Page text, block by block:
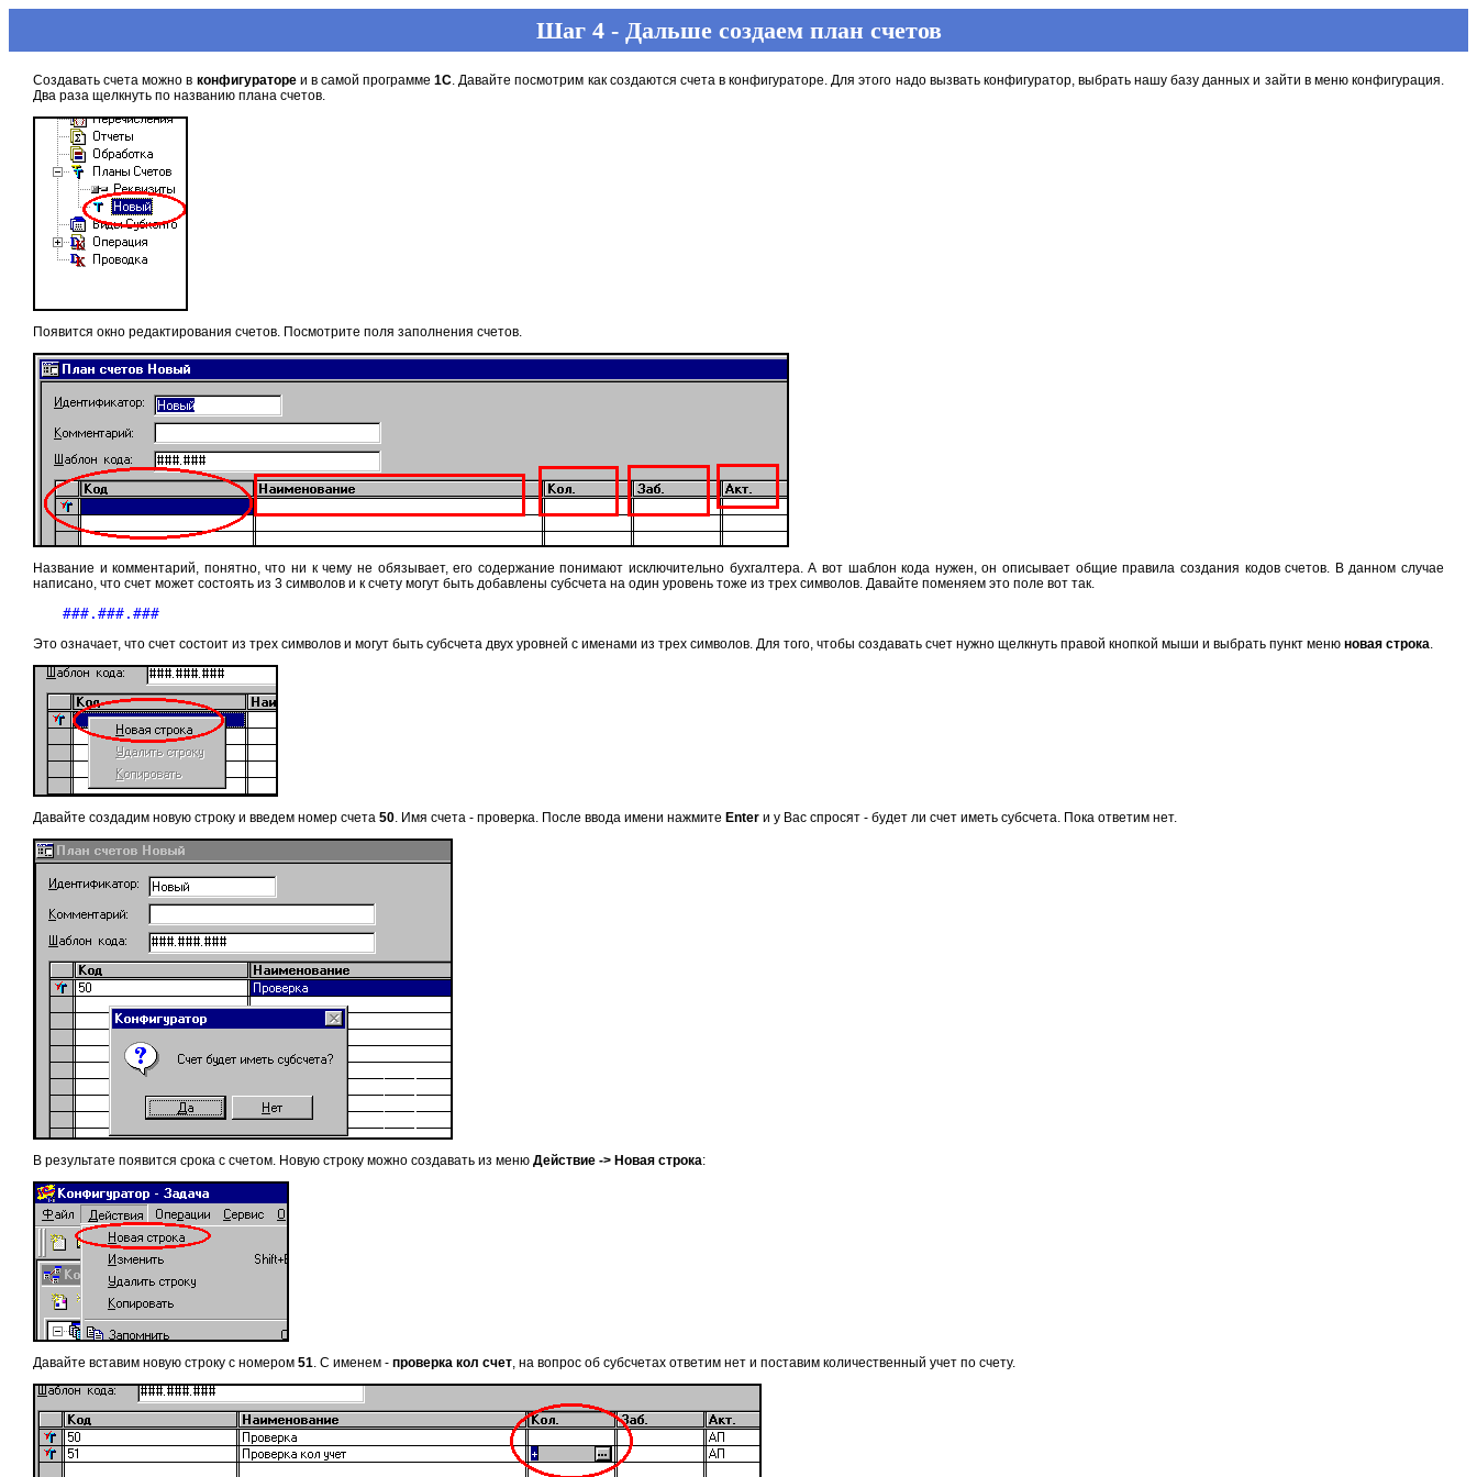
Шаг 4 - Дальше создаем план счетов
Создавать счета можно в конфигуратореи в самой программе1С . Давайте посмотрим как создаются счета в конфигураторе. Для этого надо вызвать конфигуратор, выбрать нашу базу данных и зайти в меню конфигурация.
Два раза щелкнуть по названию плана счетов.
Появится окно редактирования счетов. Посмотрите поля заполнения счетов.
Название и комментарий, понятно, что ни к чему не обязывает, его содержание понимают исключительно бухгалтера. А вот шаблон кода нужен, он описывает общие правила создания кодов счетов. В данном случае
написано, что счет может состоять из 3 символов и к счету могут быть добавлены субсчета на один уровень тоже из трех символов. Давайте поменяем это поле вот так.
###.###.###
Это означает, что счет состоит из трех символов и могут быть субсчета двух уровней с именами из трех символов. Для того, чтобы создавать счет нужно щелкнуть правой кнопкой мыши и выбрать пункт меню новая строка
Давайте создадим новую строку и введем номер счета 50 . Имя счета - проверка. После ввода имени нажмите Enter и у Вас спросят - будет ли счет иметь субсчета. Пока ответим нет.
В результате появится срока с счетом. Новую строку можно создавать из меню Действие -> Новая строка:
Давайте вставим новую строку с номером 51 . С именем - проверка кол счет , на вопрос об субсчетах ответим нет и поставим количественный учет по счету.